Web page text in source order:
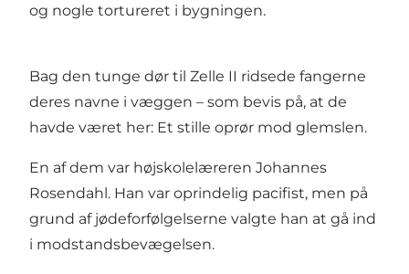
og nogle tortureret i bygningen.
Bag den tunge dør til Zelle II ridsede fangerne
deres navne i væggen – som bevis på, at de
havde været her: Et stille oprør mod glemslen.
En af dem var højskolelæreren Johannes
Rosendahl. Han var oprindelig pacifist, men på
grund af jødeforfølgelserne valgte han at gå ind
i modstandsbevægelsen.